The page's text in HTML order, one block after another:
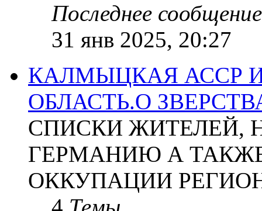
Последнее сообщение
31 янв 2025, 20:27
КАЛМЫЦКАЯ АССР
ОБЛАСТЬ.О
СПИСКИ ЖИТЕЛЕЙ,
ГЕРМАНИЮ А
ОККУПАЦИИ